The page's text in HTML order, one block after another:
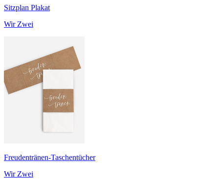
Sitzplan Plakat
Wir Zwei
Freudentränen-Taschentücher
Wir Zwei